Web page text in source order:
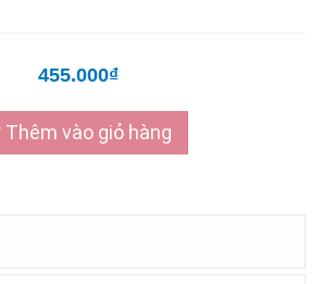
455.000₫
Thêm vào giỏ hàng